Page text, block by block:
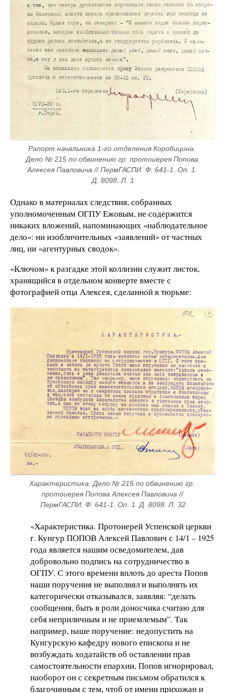
Рапорт начальника 1-го отделения Коробицина.
Дело № 215 по обвинению гр. протоиерея Попова
Алексея Павловича // ПермГАСПИ. Ф. 641-1. Оп. 1.
Д. 8098. Л. 1
Однако в материалах следствия, собранных
уполномоченным ОГПУ Ежовым, не содержится
никаких вложений, напоминающих «наблюдательное
дело»: ни изобличительных «заявлений» от частных
лиц, ни «агентурных сводок».
«Ключом» к разгадке этой коллизии служит листок,
хранящийся в отдельном конверте вместе с
фотографией отца Алексея, сделанной в тюрьме:
Характеристика. Дело № 215 по обвинению гр.
протоиерея Попова Алексея Павловича //
ПермГАСПИ. Ф. 641-1. Оп. 1. Д. 8098. Л. 32
«Характеристика. Протоиерей Успенской церкви
г. Кунгур ПОПОВ Алексей Павлович с 14/1 – 1925
года является нашим осведомителем, дав
добровольно подпись на сотрудничество в
ОГПУ. С этого времени вплоть до ареста Попов
наши поручения не выполнял и выполнять их
категорически отказывался, заявляя: “делать
сообщения, быть в роли доносчика считаю для
себя неприличным и не приемлемым”. Так
например, наше поручение: недопустить на
Кунгурскую кафедру нового епископа и не
возбуждать ходатайств об оставлении прав
самостоятельности епархии, Попов игнорировал,
наоборот он с секретным письмом обратился к
благочинным с тем, чтоб от имени прихожан и